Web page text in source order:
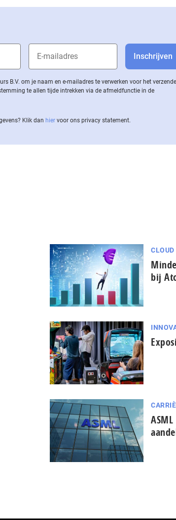
B.V. om je naam en e-mailadres te verwerken voor het
te allen tijde intrekken via de af­meld­func­tie in de
Klik dan hier voor ons privacy statement.
bij